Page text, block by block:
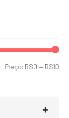
Preço: R$0 — R$10
+